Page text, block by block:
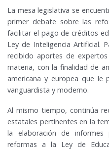
La mesa legislativa se
primer debate sobre las
facilitar el pago de créditos
Ley de Inteligencia Artificial.
recibido aportes de
materia, con la finalidad de
americana y europea que le
vanguardista y moderno.
Al mismo tiempo, continúa
estatales pertinentes en la
la elaboración de
reformas a la Ley de